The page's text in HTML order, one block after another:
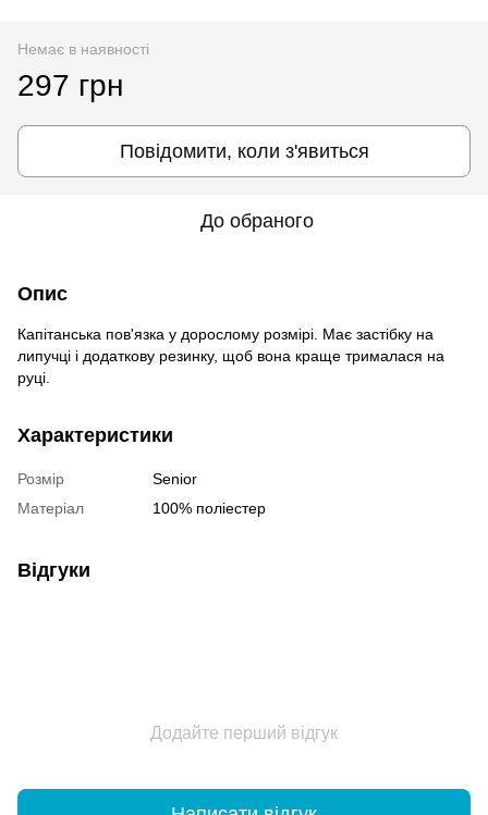
Немає в наявності
297 грн
Повідомити, коли з'явиться
До обраного
Опис
Капітанська пов'язка у дорослому розмірі. Має застібку на
липучці і додаткову резинку, щоб вона краще трималася на
руці.
Характеристики
Розмір
Senior
Матеріал
100% поліестер
Відгуки
Додайте перший відгук